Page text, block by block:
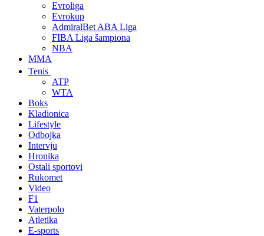
Evroliga
Evrokup
AdmiralBet ABA Liga
FIBA Liga šampiona
NBA
MMA
Tenis
ATP
WTA
Boks
Kladionica
Lifestyle
Odbojka
Intervju
Hronika
Ostali sportovi
Rukomet
Video
F1
Vaterpolo
Atletika
E-sports